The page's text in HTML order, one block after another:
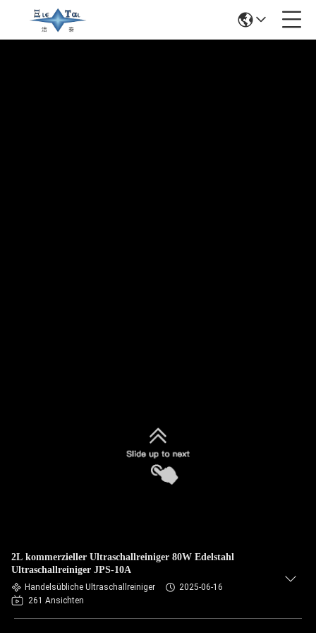
2L kommerzieller Ultraschallreiniger 80W Edelstahl
Ultraschallreiniger JPS-10A
Handelsübliche Ultraschallreiniger
2025-06-16
261 Ansichten